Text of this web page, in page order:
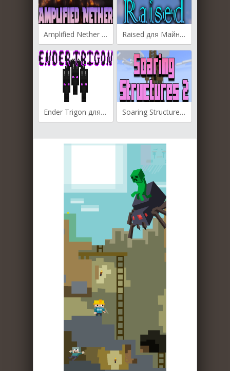
Amplified Nether для Майнкрафт [1.20.1, 1.19.4, 1.19.3] Raised для Майнкрафт [1.20.1, 1.20, 1.19.4]
Ender Trigon для Майнкрафт [1.19.4, 1.19.3, 1.19.2] Soaring Structures 2 для Майнкрафт [1.18.2, 1.18.1, 1.17.1]